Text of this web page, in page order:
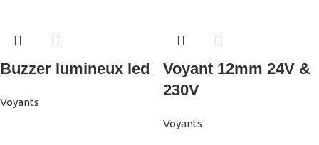
Buzzer lumineux led
Voyants
Voyant 12mm 24V &
230V
Voyants